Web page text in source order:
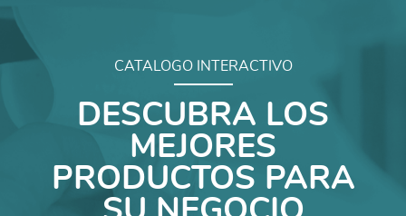
CATALOGO INTERACTIVO
DESCUBRA LOS
MEJORES
PRODUCTOS PARA